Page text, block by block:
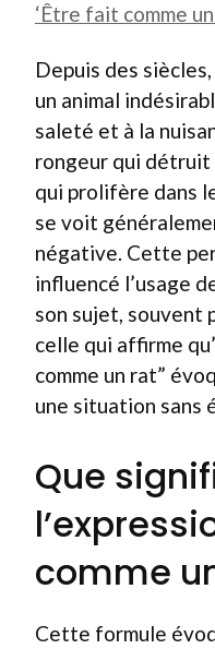
‘Être fait comme
Depuis des
un animal
saleté et à la
rongeur qui
qui prolifère dans
se voit
négative. Cette
influencé l’usage
son sujet, souvent
celle qui affirme
comme un rat”
une situation sans
Que
comme
Cette formule